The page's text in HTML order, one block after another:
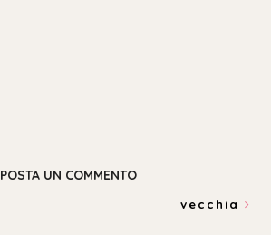
POSTA UN COMMENTO
vecchia